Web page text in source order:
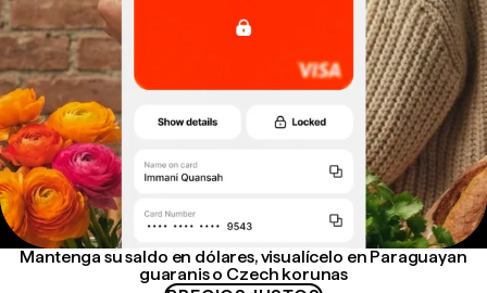
Mantenga su saldo en dólares, visualícelo en Paraguayan
guaranis o Czech korunas